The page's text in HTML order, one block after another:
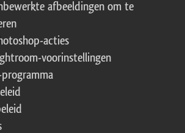
afbeeldingen om te
acties
voorinstellingen